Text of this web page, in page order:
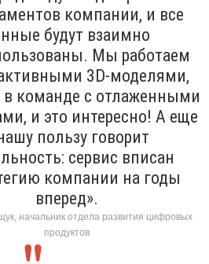
компании, и все
будут взаимно
Мы работаем
3D-моделями,
в команде с отлаженными
и это интересно! А еще
пользу говорит
сервис вписан
компании на годы
вперед».
начальник отдела развития цифровых
продуктов